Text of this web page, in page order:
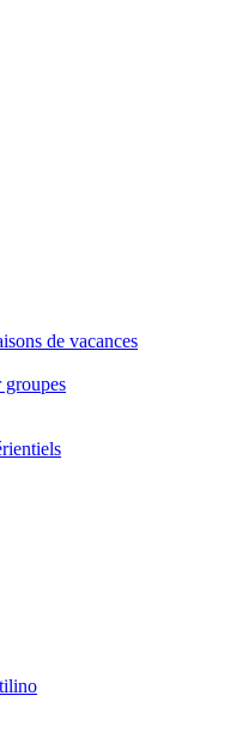
de vacances
groupes